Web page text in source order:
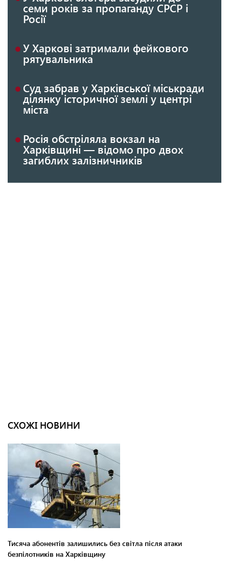
семи років за пропаганду СРСР і
Росії
У Харкові затримали фейкового
рятувальника
Суд забрав у Харківської міськради
ділянку історичної землі у центрі
міста
Росія обстріляла вокзал на
Харківщині — відомо про двох
загиблих залізничників
СХОЖІ НОВИНИ
Тисяча абонентів залишились без світла після атаки
безпілотників на Харківщину